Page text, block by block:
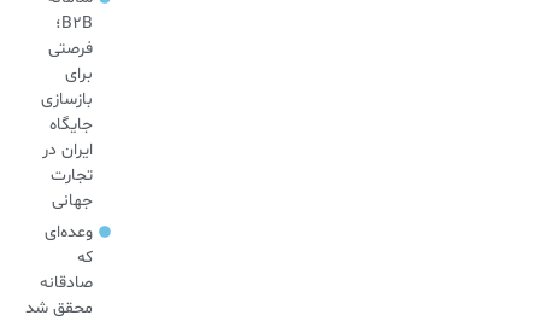
B2B؛
فرصتی
برای
بازسازی
جایگاه
ایران در
تجارت
جهانی
وعده‌ای
که
صادقانه
محقق شد